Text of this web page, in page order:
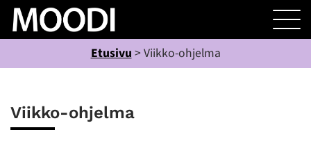
Etusivu > Viikko-ohjelma
Viikko-ohjelma